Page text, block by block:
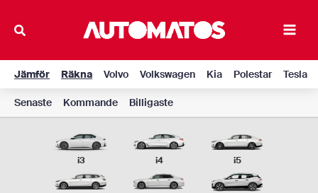
Main
Jämför Räkna Volvo Volkswagen Kia Polestar Tesla
Senaste Kommande Billigaste
i3 i4 i5